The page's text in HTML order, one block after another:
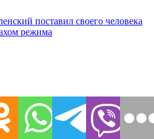
поставил своего человека
режима